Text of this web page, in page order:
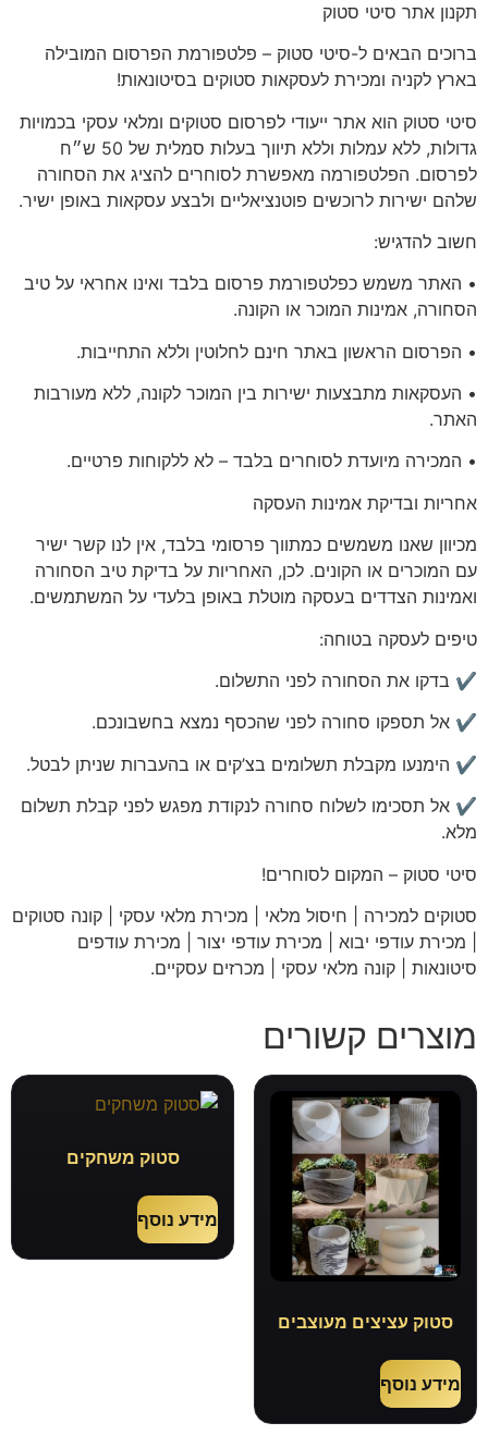
תקנון אתר סיטי סטוק
ברוכים הבאים ל-סיטי סטוק – פלטפורמת הפרסום המובילה
בארץ לקניה ומכירת לעסקאות סטוקים בסיטונאות!
סיטי סטוק הוא אתר ייעודי לפרסום סטוקים ומלאי עסקי בכמויות
גדולות, ללא עמלות וללא תיווך בעלות סמלית של 50 ש״ח
לפרסום. הפלטפורמה מאפשרת לסוחרים להציג את הסחורה
שלהם ישירות לרוכשים פוטנציאליים ולבצע עסקאות באופן ישיר.
חשוב להדגיש:
• האתר משמש כפלטפורמת פרסום בלבד ואינו אחראי על טיב
הסחורה, אמינות המוכר או הקונה.
• הפרסום הראשון באתר חינם לחלוטין וללא התחייבות.
• העסקאות מתבצעות ישירות בין המוכר לקונה, ללא מעורבות
האתר.
• המכירה מיועדת לסוחרים בלבד – לא ללקוחות פרטיים.
אחריות ובדיקת אמינות העסקה
מכיוון שאנו משמשים כמתווך פרסומי בלבד, אין לנו קשר ישיר
עם המוכרים או הקונים. לכן, האחריות על בדיקת טיב הסחורה
ואמינות הצדדים בעסקה מוטלת באופן בלעדי על המשתמשים.
טיפים לעסקה בטוחה:
✔️ בדקו את הסחורה לפני התשלום.
✔️ אל תספקו סחורה לפני שהכסף נמצא בחשבונכם.
✔️ הימנעו מקבלת תשלומים בצ’קים או בהעברות שניתן לבטל.
✔️ אל תסכימו לשלוח סחורה לנקודת מפגש לפני קבלת תשלום
מלא.
סיטי סטוק – המקום לסוחרים!
סטוקים למכירה | חיסול מלאי | מכירת מלאי עסקי | קונה סטוקים
| מכירת עודפי יבוא | מכירת עודפי יצור | מכירת עודפים
סיטונאות | קונה מלאי עסקי | מכרזים עסקיים.
מוצרים קשורים
סטוק עציצים מעוצבים
מידע נוסף
סטוק משחקים
מידע נוסף